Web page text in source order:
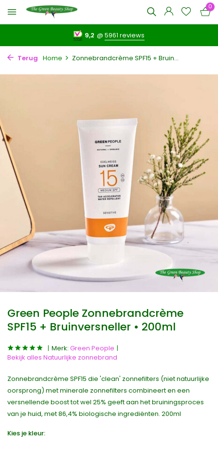
0
9,2 @5961 reviews
Terug Home Zonnebrandcrème SPF15 + Bruin...
Green People Zonnebrandcrème
SPF15 + Bruinversneller • 200ml
Merk: Green People
Bekijk alles Natuurlijke zonnebrand
Zonnebrandcrème SPF15 die 'clean' zonnefilters (niet natuurlijke
oorsprong) met minerale zonnefilters combineert en een
versnellende boost tot wel 25% geeft aan het bruiningsproces
van je huid, met 86,4% biologische ingrediënten. 200ml
Kies je kleur: